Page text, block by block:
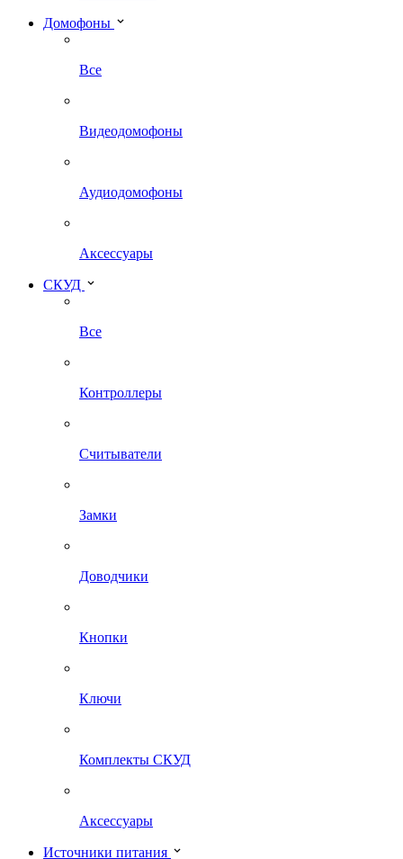
Домофоны
Все
Видеодомофоны
Аудиодомофоны
Аксессуары
СКУД
Все
Контроллеры
Считыватели
Замки
Доводчики
Кнопки
Ключи
Комплекты СКУД
Аксессуары
Источники питания